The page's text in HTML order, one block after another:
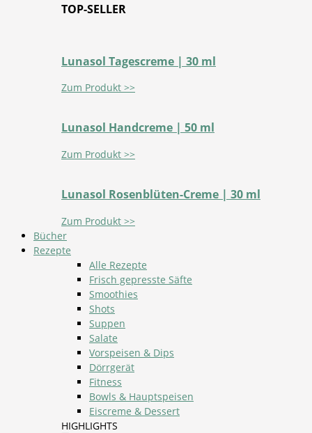
TOP-SELLER
Lunasol Tagescreme | 30 ml
Zum Produkt >>
Lunasol Handcreme | 50 ml
Zum Produkt >>
Lunasol Rosenblüten-Creme | 30 ml
Zum Produkt >>
Bücher
Rezepte
Alle Rezepte
Frisch gepresste Säfte
Smoothies
Shots
Suppen
Salate
Vorspeisen & Dips
Dörrgerät
Fitness
Bowls & Hauptspeisen
Eiscreme & Dessert
HIGHLIGHTS